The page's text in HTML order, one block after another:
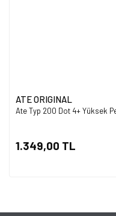
ATE ORIGINAL
Ate Typ 200 Dot 4+ Yüksek
1.349,00 TL